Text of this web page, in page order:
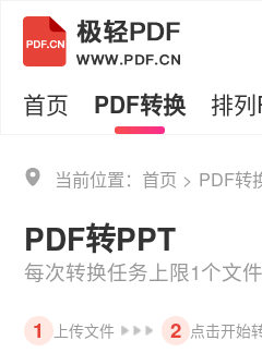
首页 PDF转换 排
当前位置： 首页 > PDF转
PDF转PPT
每次转换任务上限1个文
1 上传文件 2 点击开始